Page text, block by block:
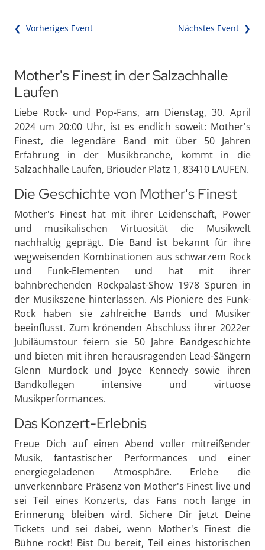
❮ Vorheriges Event Nächstes Event ❯
Mother's Finest in der Salzachhalle
Laufen
Liebe Rock- und Pop-Fans, am Dienstag, 30. April
2024 um 20:00 Uhr, ist es endlich soweit: Mother's
Finest, die legendäre Band mit über 50 Jahren
Erfahrung in der Musikbranche, kommt in die
Salzachhalle Laufen, Briouder Platz 1, 83410 LAUFEN.
Die Geschichte von Mother's Finest
Mother's Finest hat mit ihrer Leidenschaft, Power
und musikalischen Virtuosität die Musikwelt
nachhaltig geprägt. Die Band ist bekannt für ihre
wegweisenden Kombinationen aus schwarzem Rock
und Funk-Elementen und hat mit ihrer
bahnbrechenden Rockpalast-Show 1978 Spuren in
der Musikszene hinterlassen. Als Pioniere des Funk-
Rock haben sie zahlreiche Bands und Musiker
beeinflusst. Zum krönenden Abschluss ihrer 2022er
Jubiläumstour feiern sie 50 Jahre Bandgeschichte
und bieten mit ihren herausragenden Lead-Sängern
Glenn Murdock und Joyce Kennedy sowie ihren
Bandkollegen intensive und virtuose
Musikperformances.
Das Konzert-Erlebnis
Freue Dich auf einen Abend voller mitreißender
Musik, fantastischer Performances und einer
energiegeladenen Atmosphäre. Erlebe die
unverkennbare Präsenz von Mother's Finest live und
sei Teil eines Konzerts, das Fans noch lange in
Erinnerung bleiben wird. Sichere Dir jetzt Deine
Tickets und sei dabei, wenn Mother's Finest die
Bühne rockt! Bist Du bereit, Teil eines historischen